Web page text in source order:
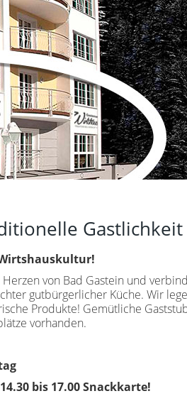
Gastlichkeit
von Bad Gastein und
gutbürgerlicher Küche. Wir
Produkte! Gemütliche
vorhanden.
bis 17.00 Snackkarte!